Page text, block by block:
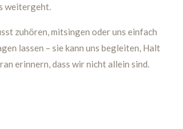
weitergeht.
zuhören, mitsingen oder uns einfach
lassen – sie kann uns begleiten, Halt
erinnern, dass wir nicht allein sind.